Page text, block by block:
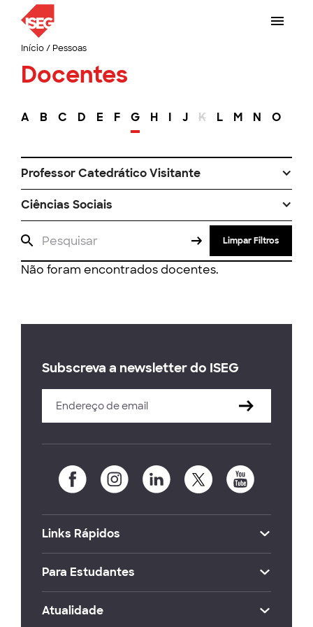
Início/ Pessoas
Docentes
A B C D E F G H I J K L M N O
Professor Catedrático Visitante
Ciências Sociais
Limpar Filtros
Não foram encontrados docentes.
Subscreva a newsletter do ISEG
Links Rápidos
Para Estudantes
Atualidade